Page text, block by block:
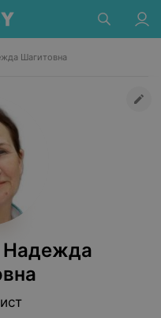
Шагитовна
Надежда